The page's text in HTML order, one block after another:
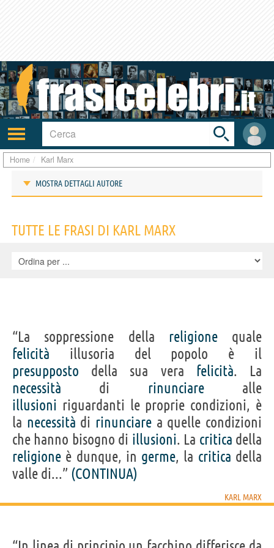
Attiva/disattiva
navigazione
User
area
Toggle
search
bar
Home Karl Marx
MOSTRA DETTAGLI AUTORE
IDENTIKIT E DATI ANAGRAFICI
Nome
Karl
Cognome Marx
5 maggio 1818 a Treviri
Morto 14 marzo 1883 a Londra
Sesso maschile
Nazionalità
Professione filosofo,economista ,politico
Segno zodiacale Toro
LIBRI DI KARL MARX
TUTTE LE FRASI DI KARL MARX
“La soppressione della religionequale
felicità illusoria del popolo è il
presupposto della sua vera felicità. La
necessità di rinunciarealle
illusioni riguardanti le proprie condizioni, è
la necessità di rinunciare a quelle condizioni
che hanno bisogno di illusioni. La critica della
religione è dunque, in germe, la critica della
valle di...” (CONTINUA)
KARL MARX